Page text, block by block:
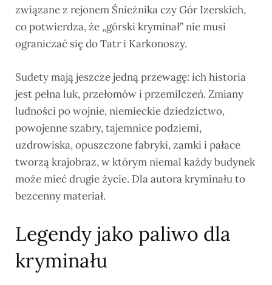
związane z rejonem Śnieżnika czy Gór Izerskich,
co potwierdza, że „górski kryminał” nie musi
ograniczać się do Tatr i Karkonoszy.
Sudety mają jeszcze jedną przewagę: ich historia
jest pełna luk, przełomów i przemilczeń. Zmiany
ludności po wojnie, niemieckie dziedzictwo,
powojenne szabry, tajemnice podziemi,
uzdrowiska, opuszczone fabryki, zamki i pałace
tworzą krajobraz, w którym niemal każdy budynek
może mieć drugie życie. Dla autora kryminału to
bezcenny materiał.
Legendy jako paliwo dla
kryminału